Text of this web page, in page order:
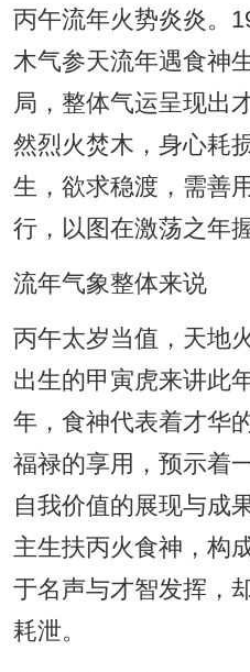
丙午流年火势炎炎。
木气参天流年遇食神
局，整体气运呈现出
然烈火焚木，身心耗
生，欲求稳渡，需善
行，以图在激荡之年
流年气象整体来说
丙午太岁当值，天地
出生的甲寅虎来讲此
年，食神代表着才华
福禄的享用，预示着
自我价值的展现与成
主生扶丙火食神，构
于名声与才智发挥，
耗泄。